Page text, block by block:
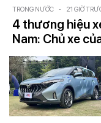
TRONG NƯỚC - 21 GIỜ
4 thương hiệu
Nam: Chủ xe